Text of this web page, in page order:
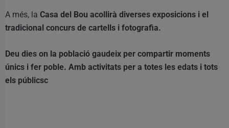
A més, la Casa del Bou acollirà diverses exposicions i el
tradicional concurs de cartells i fotografia.
Deu dies on la població gaudeix per compartir moments
únics i fer poble. Amb activitats per a totes les edats i tots
els públicsc